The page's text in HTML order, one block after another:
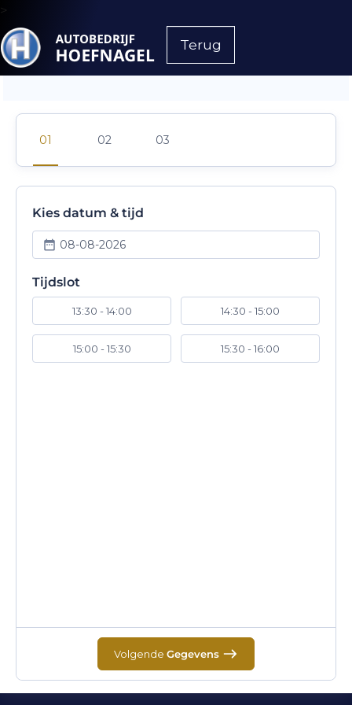
>
Terug
Kies datum & tijd
08-08-2026
Tijdslot
13:30 - 14:00 14:30 - 15:00
15:00 - 15:30 15:30 - 16:00
Volgende Gegevens